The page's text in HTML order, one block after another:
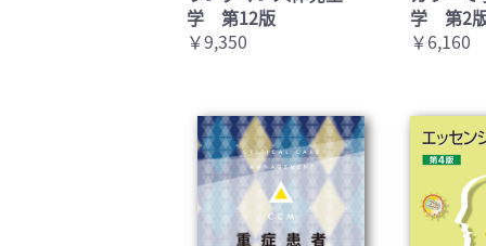
学 第12版
￥9,350
学 第2
￥6,160